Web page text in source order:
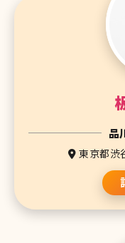
品
東京都渋